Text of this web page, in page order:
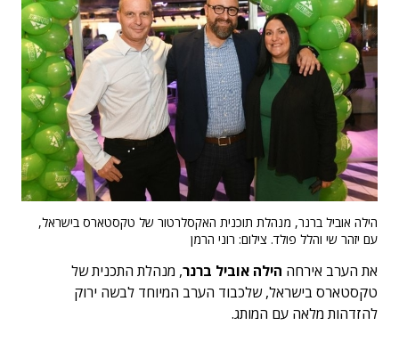
הילה אוביל ברנר, מנהלת תוכנית האקסלרטור של טקסטארס בישראל,
עם יזהר שי והלל פולד. צילום: רוני הרמן
את הערב אירחה הילה אוביל ברנר, מנהלת התכנית של
טקסטארס בישראל, שלכבוד הערב המיוחד לבשה ירוק
להזדהות מלאה עם המותג.